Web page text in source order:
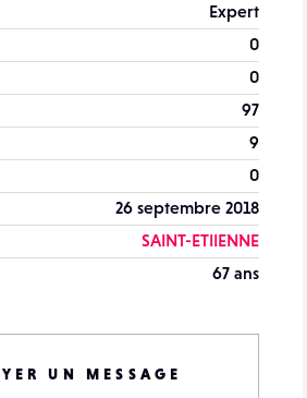
Expert
0
0
97
9
0
26 septembre 2018
SAINT-ETIIENNE
67 ans
UN MESSAGE